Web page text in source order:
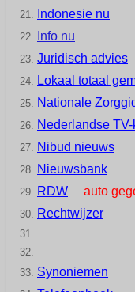
Indonesie nu
Info nu
Juridisch advies
Lokaal totaal
Nationale
Nederlandse
Nibud nieuws
Nieuwsbank
RDW
auto
Rechtwijzer
Synoniemen